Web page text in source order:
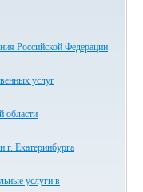
Российской Федерации
услуг
области
г. Екатеринбурга
услуги в